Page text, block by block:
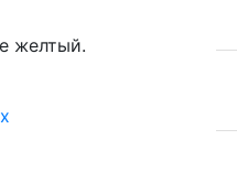
желтый.